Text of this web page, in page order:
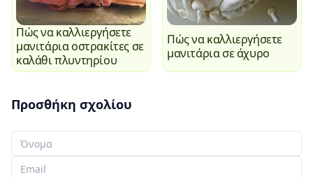
Πώς να καλλιεργήσετε
μανιτάρια οστρακίτες σε
καλάθι πλυντηρίου
Πώς να καλλιεργήσετε
μανιτάρια σε άχυρο
Προσθήκη σχολίου
Το όνομά σας
Το email σας